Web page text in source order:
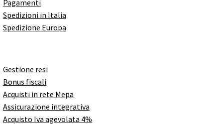
Pagamenti
Spedizioni in Italia
Spedizione Europa
Gestione resi
Bonus fiscali
Acquisti in rete Mepa
Assicurazione integrativa
Acquisto Iva agevolata 4%